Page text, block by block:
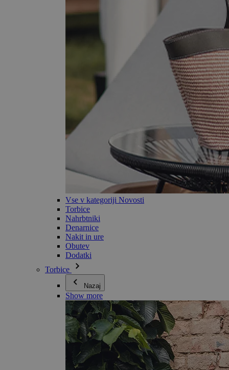
Vse v kategoriji Novosti
Torbice
Nahrbtniki
Denarnice
Nakit in ure
Obutev
Dodatki
Torbice
Nazaj
Show more